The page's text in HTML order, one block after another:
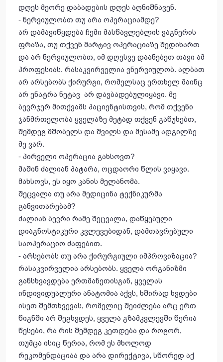
დღეს მეორე დაბადების დღეს აღნიშნავენ.
- ნერვიულობთ თუ არა ოპერაციამდე?
არ დამავიწყდება ჩემი მასწავლებლის ვაგნერის
ფრაზა, თუ თქვენ მარტივ ოპერაციაზე შედიხართ
და არ ნერვიულობთ, იმ დღესვე დაანებეთ თავი ამ
პროფესიას. რასაკვირველია ვნერვიულობ. ალბათ
არ არსებობს ქირურგი, რომელსაც ერთხელ მაინც
არ ენატრა ნეტავ არ დავბადებულიყავი. მე
ბევრჯერ მითქვამს პაციენტისთვის, რომ თქვენი
ჯანმრთელობა ყველაზე მეტად თქვენ გაწუხებთ,
შემდეგ მშობელს და შვილს და მესამე ადგილზე
მე ვარ.
- პირველი ოპერაცია გახსოვთ?
მაშინ ძალიან პატარა, ოცდაორი წლის ვიყავი.
მახსოვს, ეს იყო კანის მელანომა.
შეცვალა თუ არა მედიცინა ტექნიკურმა
განვითარებამ?
ძალიან ბევრი რამე შეცვალა, დაწყებული
დიაგნოსტიკური კვლევებიდან, დამთავრებული
საოპერაციო ძაფებით.
- არსებობს თუ არა ქირურგიული იმპროვიზაცია?
რასაკვირველია არსებობს. ყველა ორგანიზმი
განსხვავდება ერთმანეთისგან, ყველას
ინდივიდუალური ანატომია აქვს, ხშირად ხვდები
ისეთ შემთხვევას, რომელიც შეიძლება არც ერთ
წიგნში არ შეგხვდეს, ყველა გზამკვლევში წერია
წესები, რა რის შემდეგ კეთდება და როგორ,
თუმცა ისიც წერია, რომ ეს მხოლოდ
რეკომენდაციაა და არა დირექტივა, სწორედ აქ